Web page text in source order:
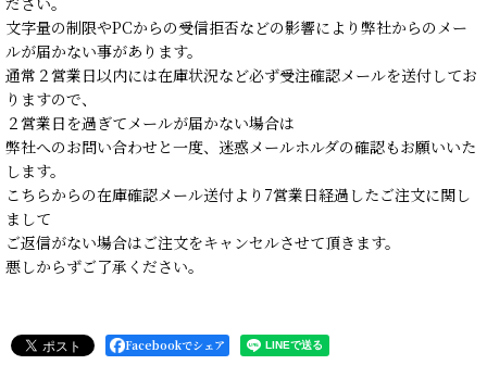
文字量の制限やPCからの受信拒否などの影響により弊社からのメー
ルが届かない事があります。
通常２営業日以内には在庫状況など必ず受注確認メールを送付してお
りますので、
２営業日を過ぎてメールが届かない場合は
弊社へのお問い合わせと一度、迷惑メールホルダの確認もお願いいた
します。
こちらからの在庫確認メール送付より7営業日経過したご注文に関し
まして
ご返信がない場合はご注文をキャンセルさせて頂きます。
悪しからずご了承ください。
Facebookでシェア